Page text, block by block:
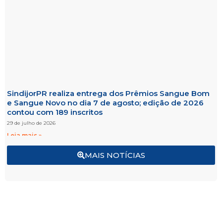
MAIS NOTÍCIAS
SindijorPR realiza entrega dos Prêmios Sangue Bom
e Sangue Novo no dia 7 de agosto; edição de 2026
contou com 189 inscritos
29 de julho de 2026
Leia mais »